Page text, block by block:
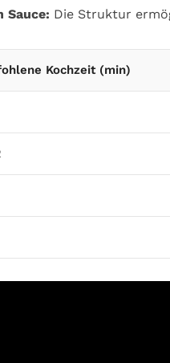
Sauce: Die Struktur
Kochzeit (min)